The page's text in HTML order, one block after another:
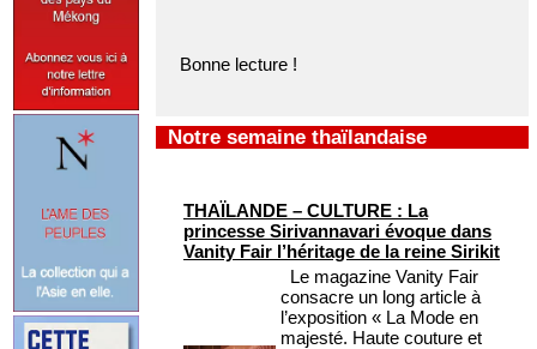
Bonne lecture !
Notre semaine thaïlandaise
THAÏLANDE – CULTURE : La
princesse Sirivannavari évoque dans
Vanity Fair l’héritage de la reine Sirikit
Le magazine Vanity Fair
consacre un long article à
l’exposition « La Mode en
majesté. Haute couture et